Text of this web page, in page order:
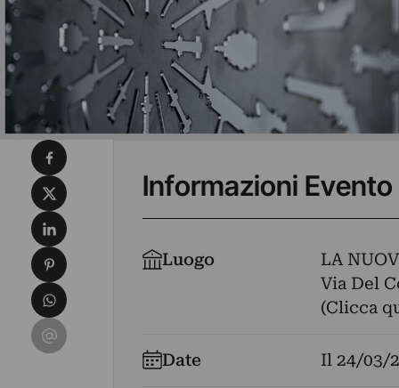
Informazioni Evento
Luogo
LA
Via Del
(Clicca
Date Il 24/03/
Condividi su Facebook
Condividi su X
Condividi su LinkedIn
Condividi su Pinterest
Condividi su WhatsApp
Condividi su Email